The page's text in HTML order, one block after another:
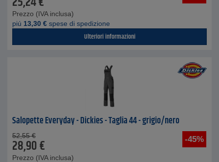
Prezzo (IVA inclusa)
piú 13,30 € spese di spedizione
Ulteriori informazioni
Salopette Everyday - Dickies - Taglia 44 - grigio/nero
-45%
52,55 €
28,90€
Prezzo (IVA inclusa)